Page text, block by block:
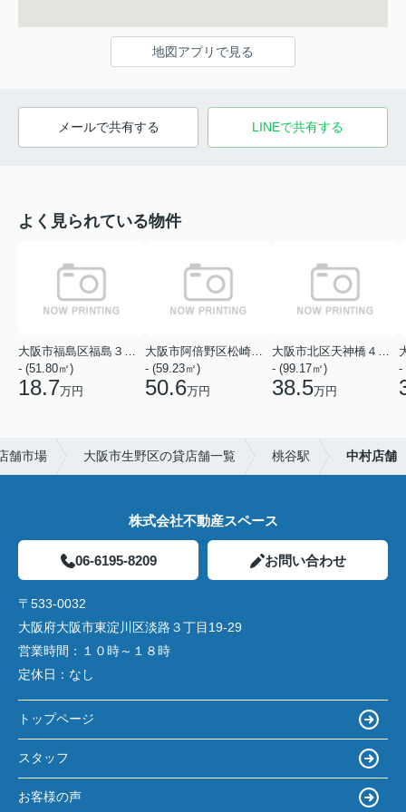
地図アプリで見る
メールで共有する LINEで共有する
よく見られている物件
- (51.80㎡)
18.7万円
- (59.23㎡)
50.6万円
- (99.17㎡)
38.5万円
-
舗市場 大阪市生野区の貸店舗一覧 桃谷駅 中村店舗
株式会社不動産スペース
06-6195-8209 お問い合わせ
〒533-0032
大阪府大阪市東淀川区淡路３丁目19-29
営業時間： １０時～１８時
定休日： なし
トップページ
スタッフ
お客様の声